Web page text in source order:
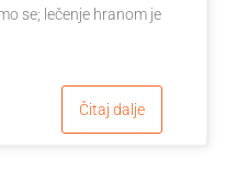
se; lečenje hranom je
Čitaj dalje